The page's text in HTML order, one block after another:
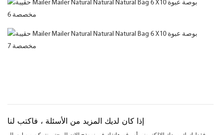
إذا كان لديك المزيد من الأسئلة ، فاكتب لنا